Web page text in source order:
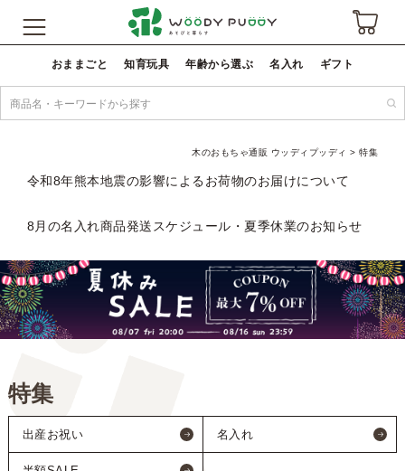
おままごと 知育玩具 年齢から選ぶ 名入れ ギフト
木のおもちゃ通販 ウッディプッディ 特集
令和8年熊本地震の影響によるお荷物のお届けについて
8月の名入れ商品発送スケジュール・夏季休業のお知らせ
特集
出産お祝い 名入れ